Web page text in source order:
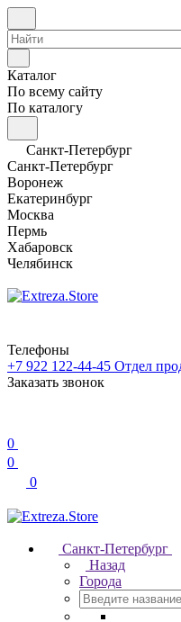
Каталог
По всему сайту
По каталогу
Санкт-Петербург
Санкт-Петербург
Воронеж
Екатеринбург
Москва
Пермь
Хабаровск
Челябинск
Телефоны
+7 922 122-44-45 Отдел
Заказать звонок
0
0
0
Санкт-Петербург
Назад
Города